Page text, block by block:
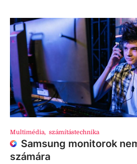
Multimédia, számítástechnika
Samsung monitorok
számára